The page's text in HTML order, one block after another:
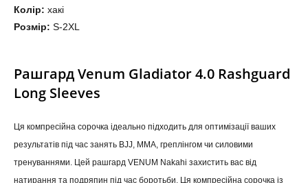
Колір: хакі
Розмір: S-2XL
Рашгард Venum Gladiator 4.0 Rashguard
Long Sleeves
Ця компресійна сорочка ідеально підходить для оптимізації ваших
результатів під час занять BJJ, MMA, греплінгом чи силовими
тренуваннями. Цей рашгард VENUM Nakahi захистить вас від
натирання та подряпин під час боротьби. Ця компресійна сорочка із